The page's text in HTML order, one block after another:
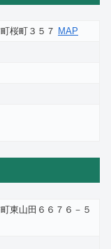
桜町３５７ MAP
東山田６６７６－５